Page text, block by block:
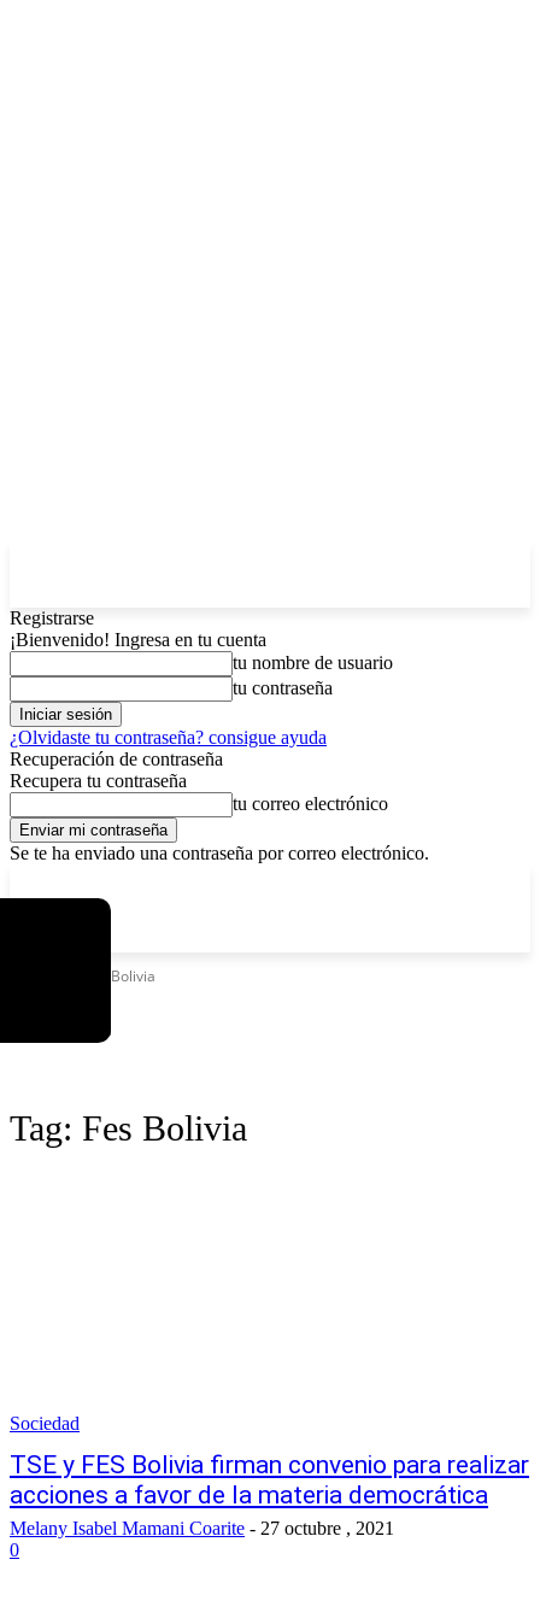
Registrarse
¡Bienvenido! Ingresa en tu cuenta
tu nombre de usuario
tu contraseña
¿Olvidaste tu contraseña? consigue ayuda
Recuperación de contraseña
Recupera tu contraseña
tu correo electrónico
Se te ha enviado una contraseña por correo electrónico.
Fes Bolivia
Tag: Fes Bolivia
Sociedad
TSE y FES Bolivia firman convenio para realizar
acciones a favor de la materia democrática
Melany Isabel Mamani Coarite - 27 octubre , 2021
0